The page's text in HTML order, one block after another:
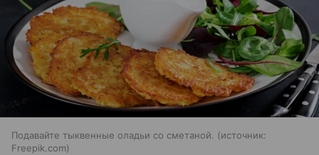
Подавайте тыквенные оладьи со сметаной.
источник:
Freepik.com